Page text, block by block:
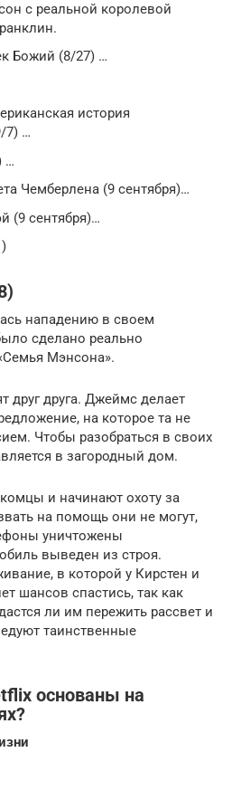
с реальной королевой
Божий (8/27) …
история
7) …
…
Чемберлена (9 сентября)…
(9 сентября)…
нападению в своем
сделано реально
Мэнсона».
друг друга. Джеймс делает
на которое та не
Чтобы разобраться в своих
в загородный дом.
и начинают охоту за
на помощь они не могут,
уничтожены
выведен из строя.
в которой у Кирстен и
шансов спастись, так как
ли им пережить рассвет и
таинственные
основаны на